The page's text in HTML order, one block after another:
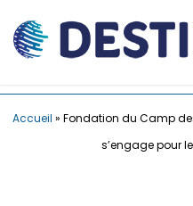
Accueil » Fondation du Camp
s’engage pour